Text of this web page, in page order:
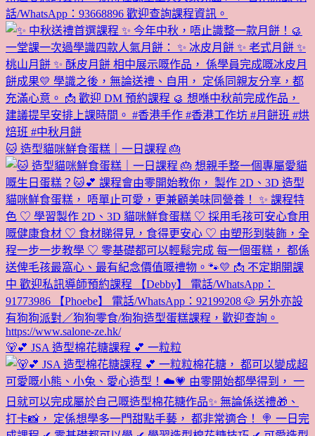
🐱 造型貓咪鮮食蛋糕｜一日課程 🎂
🐻💕 JSA 造型棉花糖課程 💕 一粒粒